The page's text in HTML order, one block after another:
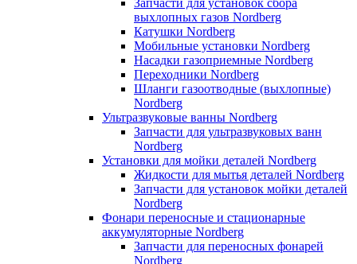
выхлопных газов Nordberg
Катушки Nordberg
Мобильные установки Nordberg
Насадки газоприемные Nordberg
Переходники Nordberg
Шланги газоотводные (выхлопные)
Nordberg
Ультразвуковые ванны Nordberg
Запчасти для ультразвуковых ванн
Nordberg
Установки для мойки деталей Nordberg
Жидкости для мытья деталей Nordberg
Запчасти для установок мойки деталей
Nordberg
Фонари переносные и стационарные
аккумуляторные Nordberg
Запчасти для переносных фонарей
Nordberg